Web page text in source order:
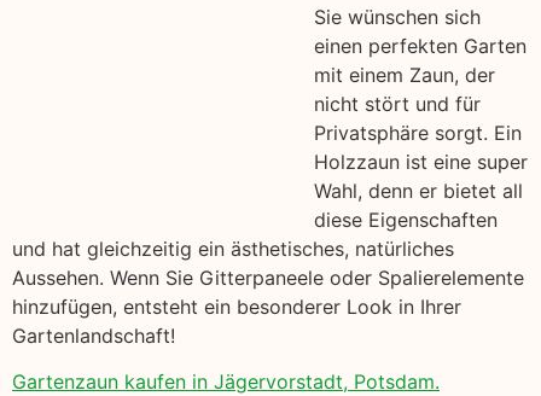
Sie wünschen sich
einen perfekten Garten
mit einem Zaun, der
nicht stört und für
Privatsphäre sorgt. Ein
Holzzaun ist eine super
Wahl, denn er bietet all
diese Eigenschaften
und hat gleichzeitig ein ästhetisches, natürliches
Aussehen. Wenn Sie Gitterpaneele oder Spalierelemente
hinzufügen, entsteht ein besonderer Look in Ihrer
Gartenlandschaft!
Gartenzaun kaufen in Jägervorstadt, Potsdam.